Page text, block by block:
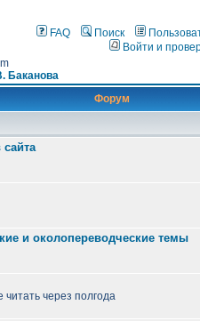
FAQ Поиск
Войти и
Баканова
Форум
и околопереводческие темы
читать через полгода